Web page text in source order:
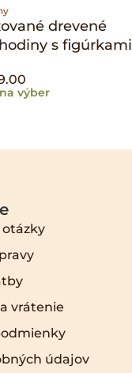
drevené
s figúrkami
výber
otázky
vrátenie
údajov